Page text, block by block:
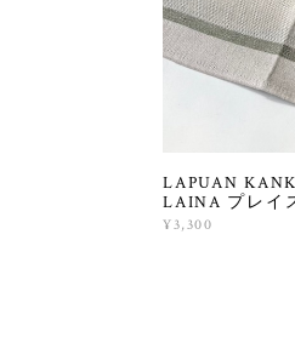
LAPUAN
LAINA プレイ
¥3,300